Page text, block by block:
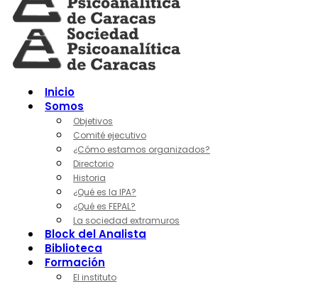
Inicio
Somos
Objetivos
Comité ejecutivo
¿Cómo estamos organizados?
Directorio
Historia
¿Qué es la IPA?
¿Qué es FEPAL?
La sociedad extramuros
Block del Analista
Biblioteca
Formación
El instituto